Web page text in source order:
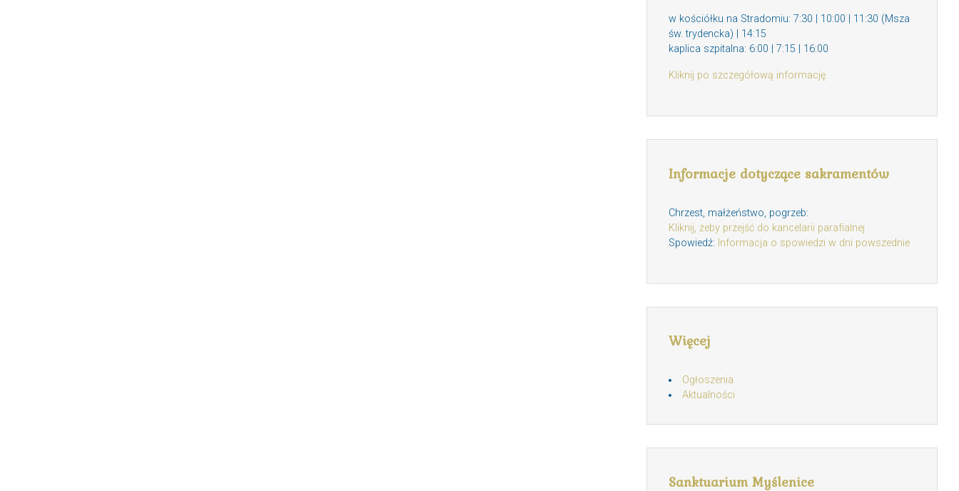
w kościółku na Stradomiu: 7:30 | 10:00 | 11:30 (Msza
św. trydencka) | 14:15
kaplica szpitalna: 6:00 | 7:15 | 16:00
Kliknij po szczegółową informację
Informacje dotyczące sakramentów
Chrzest, małżeństwo, pogrzeb:
Kliknij, żeby przejść do kancelarii parafialnej
Spowiedź: Informacja o spowiedzi w dni powszednie
Więcej
Ogłoszenia
Aktualności
Sanktuarium Myślenice